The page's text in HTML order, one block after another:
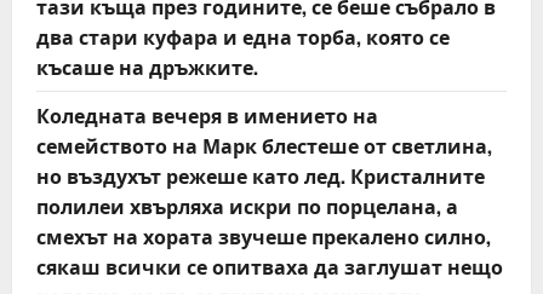
два стари куфара и една торба, която се
късаше на дръжките.
Коледната вечеря в имението на
семейството на Марк блестеше от светлина,
но въздухът режеше като лед. Кристалните
полилеи хвърляха искри по порцелана, а
смехът на хората звучеше прекалено силно,
сякаш всички се опитваха да заглушат нещо